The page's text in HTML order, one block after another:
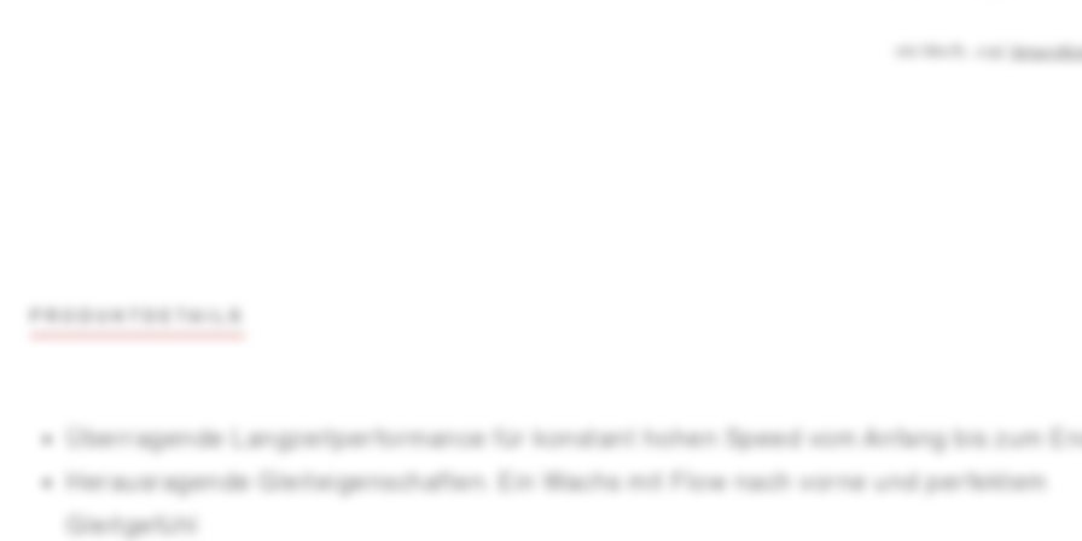
Überragende Langzeitperformance für konstant hohen Speed vom Anfang bis zum
Herausragende Gleiteigenschaften: Ein Wachs mit Flow nach vorne und perfektem
Gleitgefühl